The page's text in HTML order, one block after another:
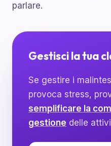
parlare.
Gestisci la tua
Se gestire i
provoca stress,
semplificare la
gestione delle